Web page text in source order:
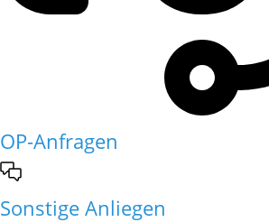
OP-Anfragen
Sonstige Anliegen